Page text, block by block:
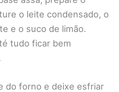
o leite condensado, o
e o suco de limão.
tudo ficar bem
do forno e deixe esfriar